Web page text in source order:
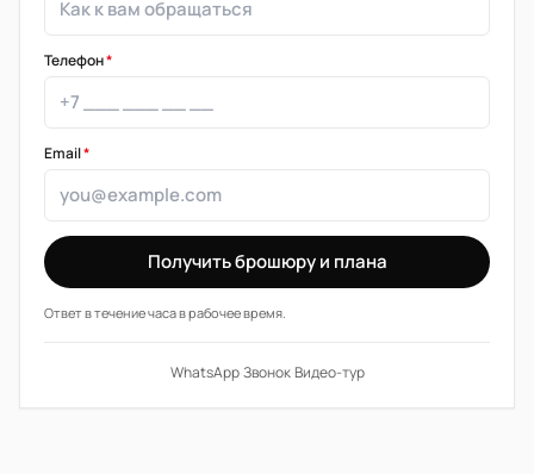
Телефон*
Email*
Получить брошюру и плана
Ответ в течение часа в рабочее время.
WhatsApp·Звонок·Видео-тур